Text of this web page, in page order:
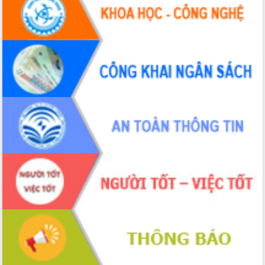
Tháo gỡ những vướng mắc, đẩy mạnh
công tác cải cách thủ tục hành chính
tại Trung tâm Phục vụ hành chính
công tỉnh
Đắk Lắk: Tôn vinh 46 giải pháp tại Hội
thi Sáng tạo Kỹ thuật 2024 - 2025
Đắk Lắk rà soát, điều chỉnh Đề án 190
về phát triển nuôi trồng thủy sản
Phó Chủ tịch UBND tỉnh Đắk Lắk
Trương Công Thái kiểm tra thực địa
Dự án cao tốc Khánh Hòa - Buôn Ma
Định vị cà phê Việt Nam như một “di
sản sống” trong dòng chảy toàn cầu
Xây dựng nông thôn mới: Nâng cao đời
sống người dân từ những mô hình thiết
Quyết liệt tháo gỡ vướng mắc, đẩy
nhanh tiến độ các dự án trọng điểm
trong Khu kinh tế Nam Phú Yên